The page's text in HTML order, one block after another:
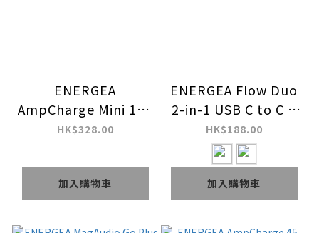
ENERGEA
AmpCharge Mini 100
PD100W 1A2C 快充插
HK$328.00
加入購物車
ENERGEA Flow Duo
2-in-1 USB C to C +
Samsung Watch
1.5M 60W 麻紡布料快
充傳輸線
HK$188.00
加入購物車